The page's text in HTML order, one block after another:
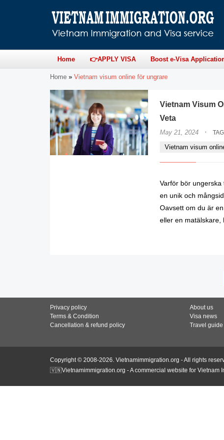
Home 👉APPLY VISA Boost e-Visa
Home » Vietnam visum online för ungrare
Vietnam Visum
Veta
May 21, 2024 ·
Vietnam visum
Varför bör
en unik och
Oavsett om du är
eller en matälskare,
Privacy policy
Terms & Condition
Cancellation & refund policy
About us
Visa news
Travel guide
Copyright © 2008-2026. Vietnamimmigration.org - All rights
🇻🇳Vietnamimmigration.org - A commercial website for Vietnam